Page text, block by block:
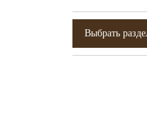
Выбрать